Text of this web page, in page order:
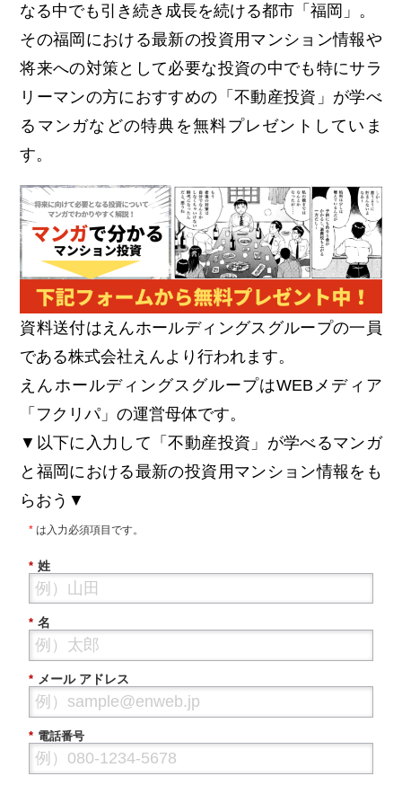
なる中でも引き続き成長を続ける都市「福岡」。
その福岡における最新の投資用マンション情報や
将来への対策として必要な投資の中でも特にサラ
リーマンの方におすすめの「不動産投資」が学べ
るマンガなどの特典を無料プレゼントしていま
す。
資料送付はえんホールディングスグループの一員
である株式会社えんより行われます。
えんホールディングスグループはWEBメディア
「フクリパ」の運営母体です。
▼以下に入力して「不動産投資」が学べるマンガ
と福岡における最新の投資用マンション情報をも
らおう▼
*は入力必須項目です。
* 姓
* 名
* メール アドレス
* 電話番号